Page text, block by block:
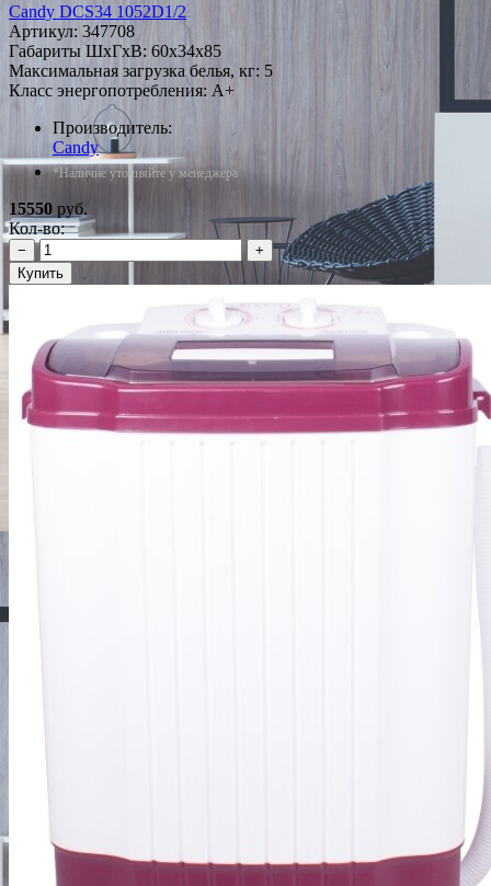
Candy DCS34 1052D1/2
Артикул: 347708
Габариты ШxГxВ: 60x34x85
Максимальная загрузка белья, кг: 5
Класс энергопотребления: A+
Производитель:
Candy
*Наличие уточняйте у менеджера
15550 руб.
Кол-во:
−
+
Купить